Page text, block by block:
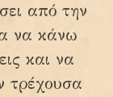
από την
να κάνω
και να
τρέχουσα